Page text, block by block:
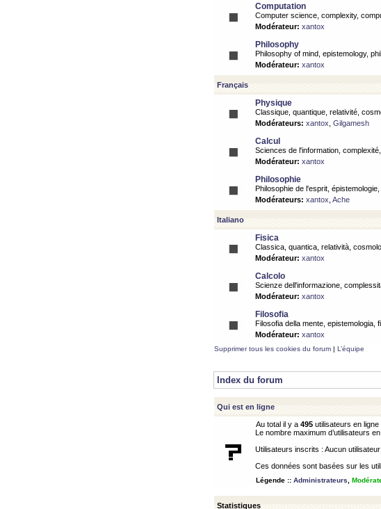
Computation
Computer science, complexity,
Modérateur: xantox
Philosophy
Philosophy of mind, epistemology,
Modérateur: xantox
Français
Physique
Classique, quantique, relativité,
Modérateurs: xantox Gilgamesh
Calcul
Sciences de l'information, complexité,
Modérateur: xantox
Philosophie
Philosophie de l'esprit,
Modérateurs: xantox Ache
Italiano
Fisica
Classica, quantica, relatività,
Modérateur: xantox
Calcolo
Scienze dell'informazione,
Modérateur: xantox
Filosofia
Filosofia della mente, epistemologia,
Modérateur: xantox
Supprimer tous les cookies du forum | L’équipe
Index du forum
Qui est en ligne
Au total il y a 495 utilisateurs en
Le nombre maximum d’utilisateurs
Utilisateurs inscrits : Aucun
Ces données sont basées sur les
Légende :: Administrateurs
Statistiques